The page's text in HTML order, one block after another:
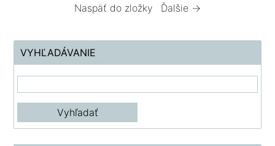
Naspäť do zložky
Ďalšie →
VYHĽADÁVANIE